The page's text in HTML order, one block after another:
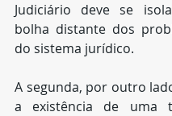
Judiciário deve se
bolha distante dos
do sistema jurídico.
A segunda, por outro
a existência de uma